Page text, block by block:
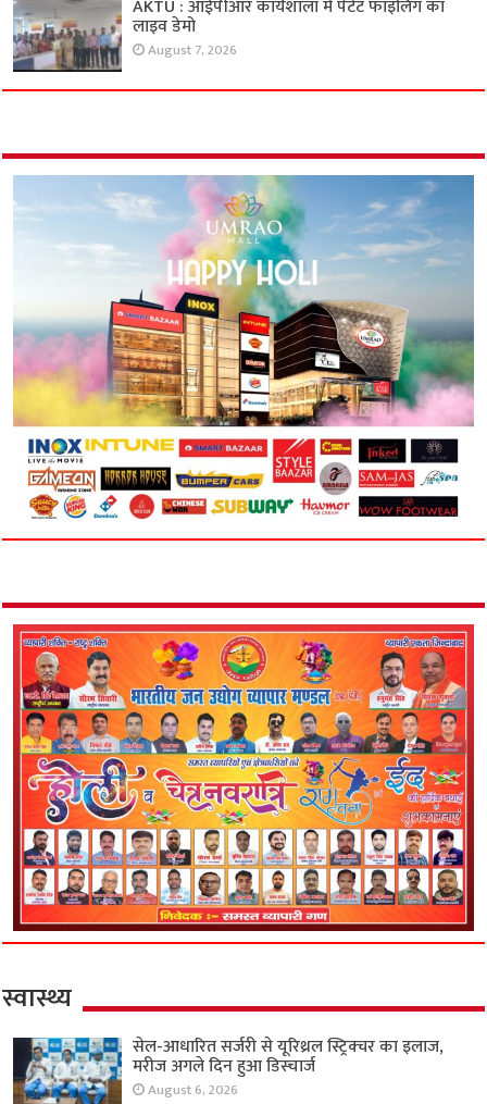
AKTU : आईपीआर कार्यशाला में पेटेंट फाइलिंग का
लाइव डेमो
August 7, 2026
स्वास्थ्य
सेल-आधारित सर्जरी से यूरिथ्रल स्ट्रिक्चर का इलाज,
मरीज अगले दिन हुआ डिस्चार्ज
August 6, 2026